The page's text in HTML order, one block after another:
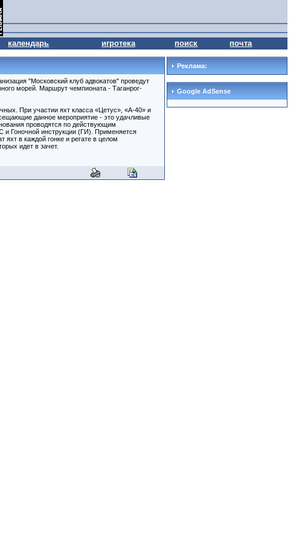
календарь игротека поиск почта
"Московский клуб адвокатов" проведут
морей. Маршрут чемпионата - Таганрог-
При участии яхт класса «Цетус», «А-40» и
данное мероприятие - это удачливые
проводятся по действующим
Гоночной инструкции (ГИ). Применяется
яхт в каждой гонке и регате в целом
идет в зачет.
Реклама:
Google AdSense